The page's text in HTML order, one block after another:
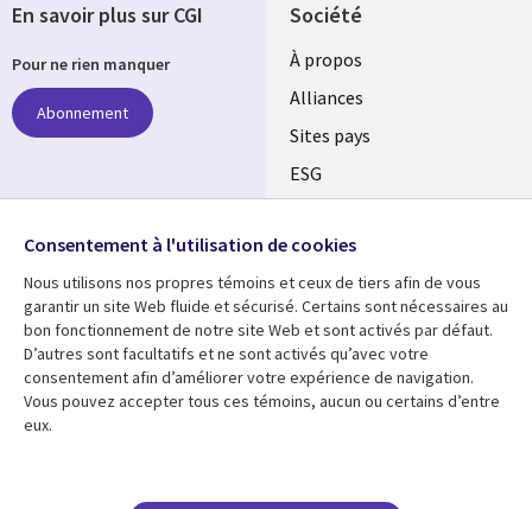
Société
À propos
Alliances
Sites pays
ESG
Fusions
Salle de presse
Ressources
Articles
Support
En savoir plus sur CGI
Pour ne rien manquer
Abonnement
Suivez-nous
Social
Media
Global
FR
Consentement à l'utilisation de cookies
Nous utilisons nos propres témoins et ceux de tiers afin de vous
garantir un site Web fluide et sécurisé. Certains sont nécessaires au
bon fonctionnement de notre site Web et sont activés par défaut.
D’autres sont facultatifs et ne sont activés qu’avec votre
consentement afin d’améliorer votre expérience de navigation.
Vous pouvez accepter tous ces témoins, aucun ou certains d’entre
eux.